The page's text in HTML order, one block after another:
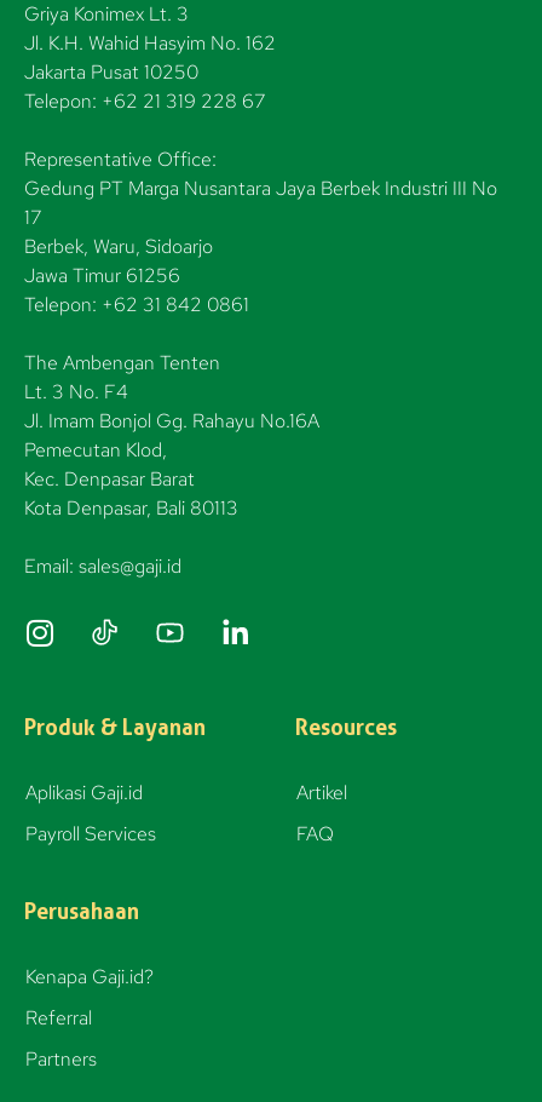
Griya Konimex Lt. 3
Jl. K.H. Wahid Hasyim No. 162
Jakarta Pusat 10250
Telepon: +62 21 319 228 67
Representative Office:
Gedung PT Marga Nusantara Jaya Berbek Industri III No
17
Berbek, Waru, Sidoarjo
Jawa Timur 61256
Telepon: +62 31 842 0861
The Ambengan Tenten
Lt. 3 No. F4
Jl. Imam Bonjol Gg. Rahayu No.16A
Pemecutan Klod,
Kec. Denpasar Barat
Kota Denpasar, Bali 80113
Email: sales@gaji.id
I
t
g
r
a
Produk & Layanan
Aplikasi Gaji.id
Payroll Services
Perusahaan
Kenapa Gaji.id?
Referral
Partners
Resources
Artikel
FAQ